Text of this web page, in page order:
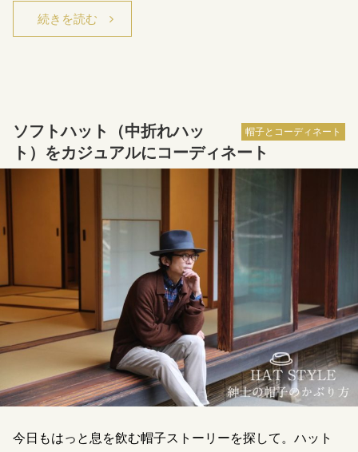
続きを読む
帽子とコーディネート
ソフトハット（中折れハッ
ト）をカジュアルにコーディネート
今日もはっと息を飲む帽子ストーリーを探して。ハット